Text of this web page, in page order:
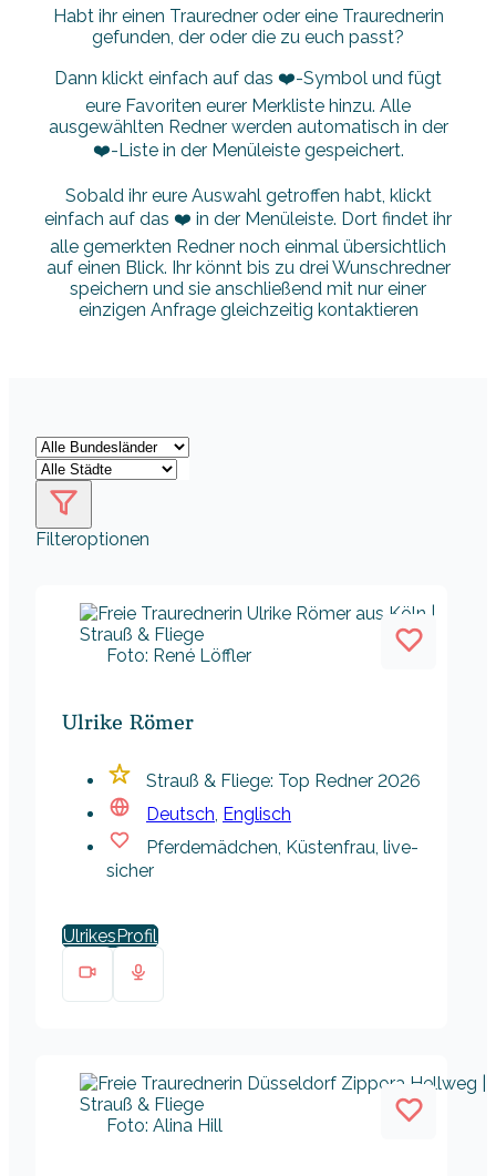
Habt ihr einen Trauredner oder eine Traurednerin
gefunden, der oder die zu euch passt?
Dann klickt einfach auf das ❤️-Symbol und fügt
eure Favoriten eurer Merkliste hinzu. Alle
ausgewählten Redner werden automatisch in der
❤️-Liste in der Menüleiste gespeichert.
Sobald ihr eure Auswahl getroffen habt, klickt
einfach auf das ❤️ in der Menüleiste. Dort findet ihr
alle gemerkten Redner noch einmal übersichtlich
auf einen Blick. Ihr könnt bis zu drei Wunschredner
speichern und sie anschließend mit nur einer
einzigen Anfrage gleichzeitig kontaktieren
Filteroptionen
Foto: René Löffler
Ulrike Römer
Strauß & Fliege: Top Redner 2026
Deutsch, Englisch
Pferdemädchen, Küstenfrau, live-
sicher
Ulrikes
Foto: Alina Hill